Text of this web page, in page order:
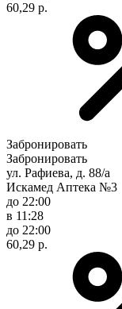
60,29 р.
Забронировать
Забронировать
ул. Рафиева, д. 88/а
Искамед Аптека №3
до 22:00
в 11:28
до 22:00
60,29 р.